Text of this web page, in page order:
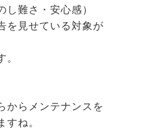
し難さ・安心感）
を見せている対象が
らメンテナンスを
すね。